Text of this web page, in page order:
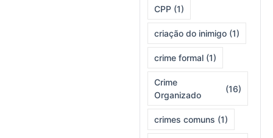
CPP (1)
criação do inimigo (1)
crime formal (1)
Crime
Organizado
(16)
crimes comuns (1)